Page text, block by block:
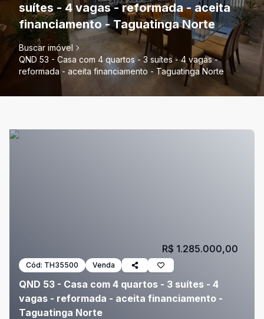
suítes - 4 vagas - reformada - aceita
financiamento - Taguatinga Norte
Buscar imóvel
QND 53 - Casa com 4 quartos - 3 suítes - 4 vagas -
reformada - aceita financiamento - Taguatinga Norte
Cód: TH35500 Venda
QND 53 - Casa com 4 quartos - 3 suítes - 4
vagas - reformada - aceita financiamento -
Taguatinga Norte
R$ 1.285.000,00